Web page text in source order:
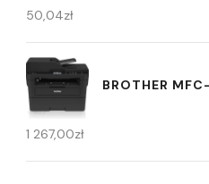
50,04zł
BROTHER
1 267,00zł